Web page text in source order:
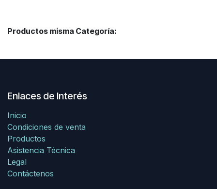
Productos misma Categoría:
Enlaces de Interés
Inicio
Condiciones de venta
Productos
Asistencia Técnica
Legal
Contáctenos